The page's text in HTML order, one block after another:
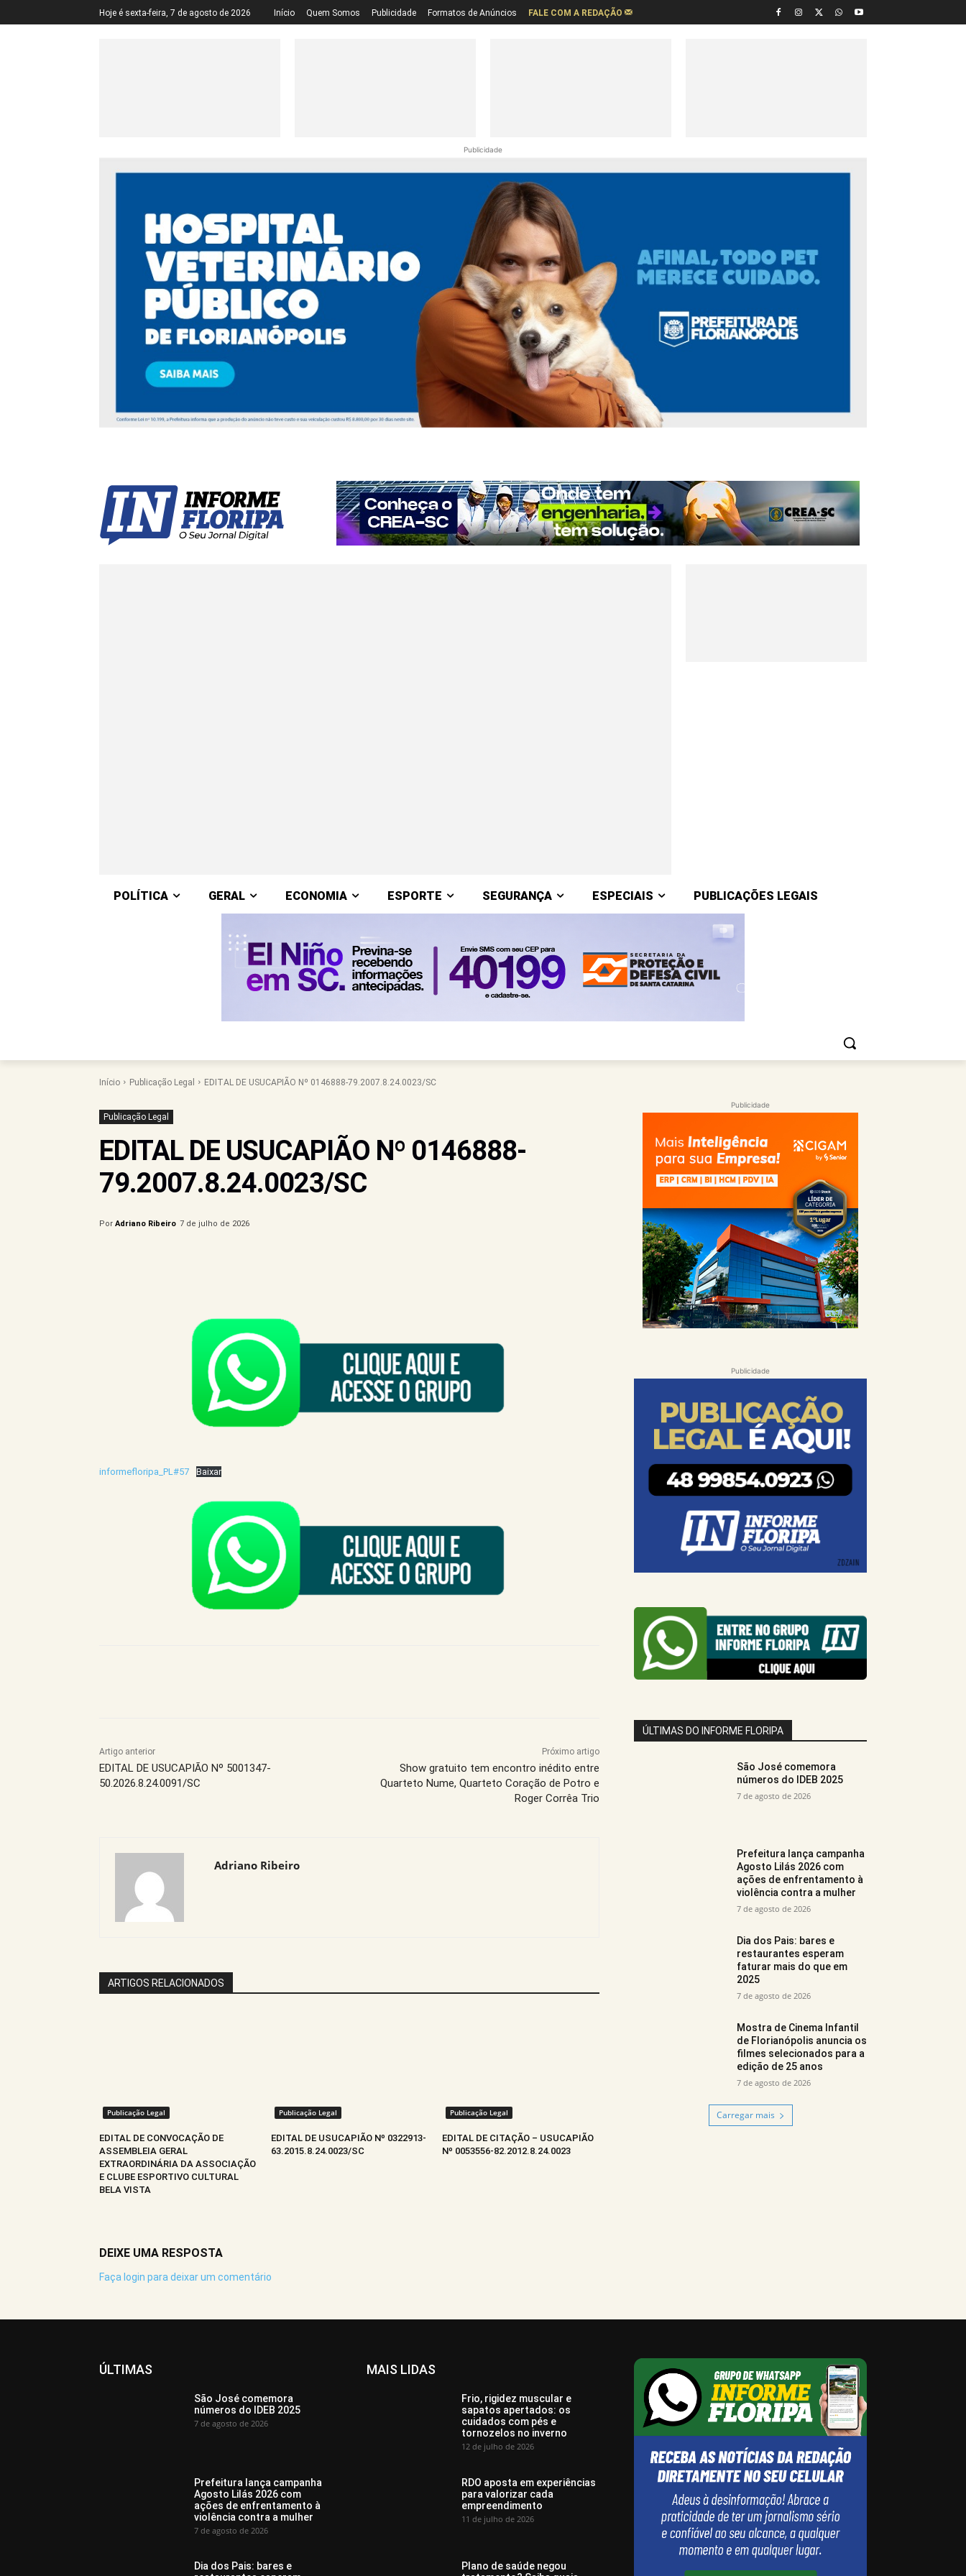
Hoje é sexta-feira, 7 de agosto de 2026 Início Quem Somos Publicidade Formatos de Anúncios FALE COM A REDAÇÃO
Publicidade
POLÍTICA GERAL ECONOMIA ESPORTE SEGURANÇA ESPECIAIS PUBLICAÇÕES LEGAIS
Início Publicação Legal EDITAL DE USUCAPIÃO Nº 0146888-79.2007.8.24.0023/SC
Publicação Legal
EDITAL DE USUCAPIÃO Nº 0146888-
79.2007.8.24.0023/SC
Por Adriano Ribeiro 7 de julho de 2026
informefloripa_PL#57 Baixar
Artigo anterior
EDITAL DE USUCAPIÃO Nº 5001347-
50.2026.8.24.0091/SC
Próximo artigo
Show gratuito tem encontro inédito entre
Quarteto Nume, Quarteto Coração de Potro e
Roger Corrêa Trio
Adriano Ribeiro
ARTIGOS RELACIONADOS
Publicação Legal
EDITAL DE CONVOCAÇÃO DE
ASSEMBLEIA GERAL
EXTRAORDINÁRIA DA ASSOCIAÇÃO
E CLUBE ESPORTIVO CULTURAL
BELA VISTA
Publicação Legal
EDITAL DE USUCAPIÃO Nº 0322913-
63.2015.8.24.0023/SC
Publicação Legal
EDITAL DE CITAÇÃO – USUCAPIÃO
Nº 0053556-82.2012.8.24.0023
DEIXE UMA RESPOSTA
Faça login para deixar um comentário
Publicidade
Publicidade
ÚLTIMAS DO INFORME FLORIPA
São José comemora
números do IDEB 2025
7 de agosto de 2026
Prefeitura lança campanha
Agosto Lilás 2026 com
ações de enfrentamento à
violência contra a mulher
7 de agosto de 2026
Dia dos Pais: bares e
restaurantes esperam
faturar mais do que em
2025
7 de agosto de 2026
Mostra de Cinema Infantil
de Florianópolis anuncia os
filmes selecionados para a
edição de 25 anos
7 de agosto de 2026
Carregar mais
ÚLTIMAS
São José comemora
números do IDEB 2025
7 de agosto de 2026
Prefeitura lança campanha
Agosto Lilás 2026 com
ações de enfrentamento à
violência contra a mulher
7 de agosto de 2026
Dia dos Pais: bares e
MAIS LIDAS
Frio, rigidez muscular e
sapatos apertados: os
cuidados com pés e
tornozelos no inverno
12 de julho de 2026
RDO aposta em experiências
para valorizar cada
empreendimento
11 de julho de 2026
Plano de saúde negou